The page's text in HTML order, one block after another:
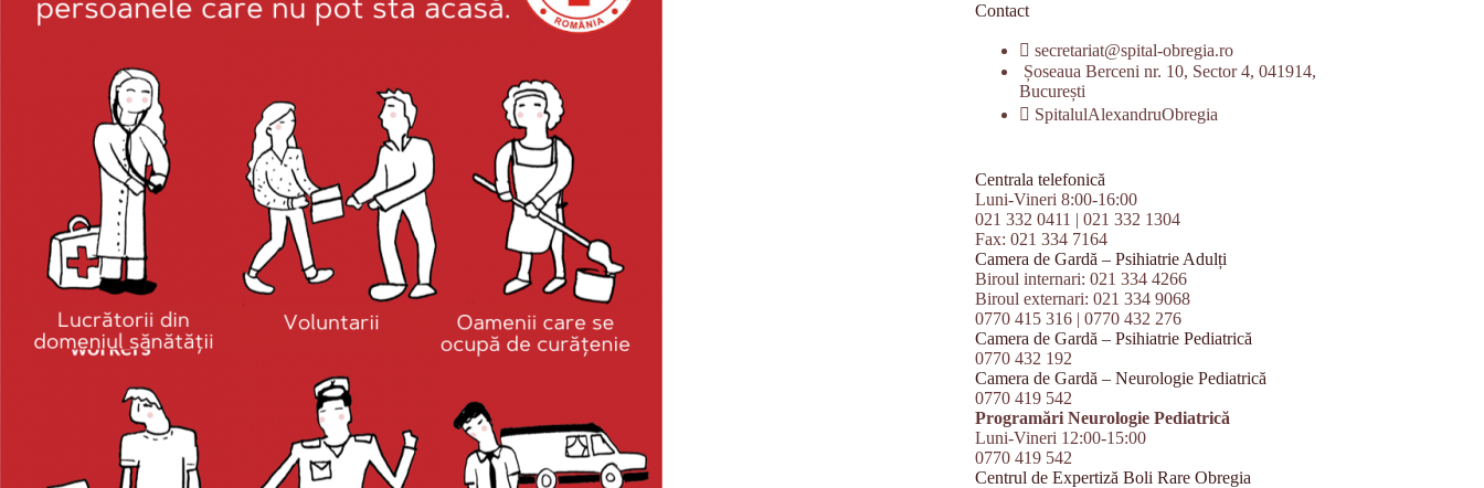
Contact
secretariat@spital-obregia.ro
Șoseaua Berceni nr. 10, Sector 4, 041914,
București
SpitalulAlexandruObregia
Centrala telefonică
Luni-Vineri 8:00-16:00
021 332 0411 |021 332 1304
Fax: 021 334 7164
Camera de Gardă – Psihiatrie Adulți
Biroul internari:021 334 4266
Biroul externari:021 334 9068
0770 415 316 |0770 432 276
Camera de Gardă – Psihiatrie Pediatrică
0770 432 192
Camera de Gardă – Neurologie Pediatrică
0770 419 542
Programări Neurologie Pediatrică
Luni-Vineri 12:00-15:00
0770 419 542
Centrul de Expertiză Boli Rare Obregia